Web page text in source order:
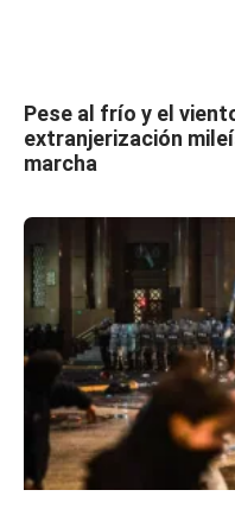
Pese al frío y el
extranjerización
marcha